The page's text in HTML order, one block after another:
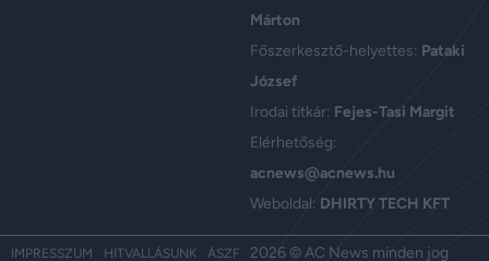
Márton
Főszerkesztő-helyettes: Pataki
József
Irodai titkár: Fejes-Tasi Margit
Elérhetőség:
acnews@acnews.hu
Weboldal: DHIRTY TECH KFT
IMPRESSZUM HITVALLÁSUNK ÁSZF 2026 © AC News minden jog